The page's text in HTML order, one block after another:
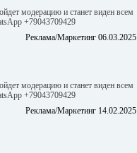
модерацию и станет виден всем
+79043709429
Реклама/Маркетинг 06.03.2025
модерацию и станет виден всем
+79043709429
Реклама/Маркетинг 14.02.2025